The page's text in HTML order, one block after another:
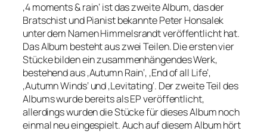
‚4 moments & rain‘ ist das zweite Album, das der
Bratschist und Pianist bekannte Peter Honsalek
unter dem Namen Himmelsrandt veröffentlicht hat.
Das Album besteht aus zwei Teilen. Die ersten vier
Stücke bilden ein zusammenhängendes Werk,
bestehend aus ‚Autumn Rain‘, ‚End of all Life‘,
‚Autumn Winds‘ und ‚Levitating‘. Der zweite Teil des
Albums wurde bereits als EP veröffentlicht,
allerdings wurden die Stücke für dieses Album noch
einmal neu eingespielt. Auch auf diesem Album hört